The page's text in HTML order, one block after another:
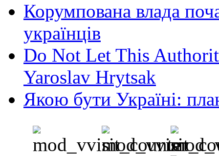
Корумпована влада
українців
Do Not Let This
Yaroslav Hrytsak
Якою бути Україні: